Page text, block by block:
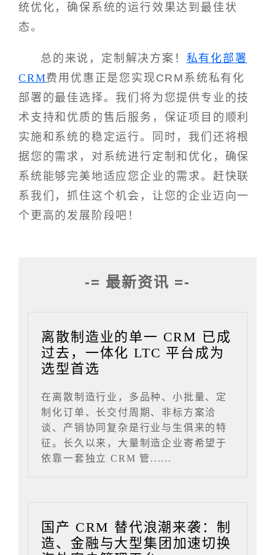
统优化，确保系统的运行效果达到最佳状
态。
总的来说，定制解决方案！ 私有化部署
CRM费用优惠正是您实现CRM系统私有化
部署的最佳选择。我们将为您提供专业的技
术支持和优质的售后服务，保证项目的顺利
实施和系统的稳定运行。同时，我们还将根
据您的需求，对系统进行定制和优化，确保
系统能够完美地适应您企业的需求。赶快联
系我们，抓住这个机会，让您的企业迈向一
个更高的发展阶段吧！
-= 最新资讯 =-
离散制造业的单一 CRM 已成
过去，一体化 LTC 平台成为
选型首选
在离散制造行业，多品种、小批量、定
制化订单、长交付周期、非标方案洽
谈、产销协同复杂是行业与生俱来的特
征。长久以来，大量制造企业寄希望于
依靠一套独立 CRM 管......
国产 CRM 替代浪潮来袭：制
造、金融与大型集团加速切换